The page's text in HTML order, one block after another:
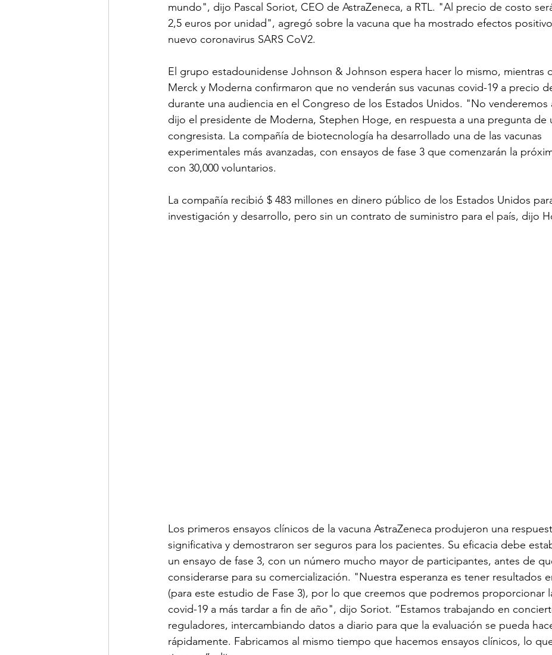
mundo", dijo Pascal Soriot, CEO de AstraZeneca, a RTL. "Al precio de costo
2,5 euros por unidad", agregó sobre la vacuna que ha mostrado efectos
nuevo coronavirus SARS CoV2.
El grupo estadounidense Johnson & Johnson espera hacer lo mismo, mientras
Merck y Moderna confirmaron que no venderán sus vacunas covid-19 a precio
durante una audiencia en el Congreso de los Estados Unidos. "No
dijo el presidente de Moderna, Stephen Hoge, en respuesta a una pregunta de
congresista. La compañía de biotecnología ha desarrollado una de las vacunas
experimentales más avanzadas, con ensayos de fase 3 que comenzarán la
con 30,000 voluntarios.
La compañía recibió $ 483 millones en dinero público de los Estados Unidos
investigación y desarrollo, pero sin un contrato de suministro para el país, dijo
Los primeros ensayos clínicos de la vacuna AstraZeneca produjeron una
significativa y demostraron ser seguros para los pacientes. Su eficacia debe
un ensayo de fase 3, con un número mucho mayor de participantes, antes de
considerarse para su comercialización. "Nuestra esperanza es tener resultados
(para este estudio de Fase 3), por lo que creemos que podremos proporcionar
covid-19 a más tardar a fin de año", dijo Soriot. “Estamos trabajando en
reguladores, intercambiando datos a diario para que la evaluación se pueda
rápidamente. Fabricamos al mismo tiempo que hacemos ensayos clínicos, lo